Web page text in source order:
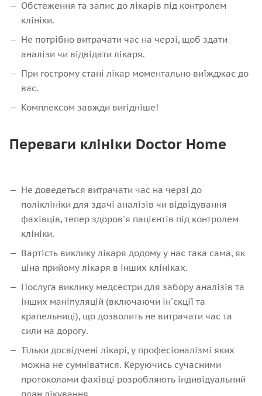
Обстеження та запис до лікарів під контролем
клініки.
Не потрібно витрачати час на черзі, щоб здати
аналізи чи відвідати лікаря.
При гострому стані лікар моментально виїжджає до
вас.
Комплексом завжди вигідніше!
Переваги клініки Doctor Home
Не доведеться витрачати час на черзі до
поліклініки для здачі аналізів чи відвідування
фахівців, тепер здоров'я пацієнтів під контролем
клініки.
Вартість виклику лікаря додому у нас така сама, як
ціна прийому лікаря в інших клініках.
Послуга виклику медсестри для забору аналізів та
інших маніпуляцій (включаючи ін'єкції та
крапельниці), що дозволить не витрачати час та
сили на дорогу.
Тільки досвідчені лікарі, у професіоналізмі яких
можна не сумніватися. Керуючись сучасними
протоколами фахівці розробляють індивідуальний
план лікування.